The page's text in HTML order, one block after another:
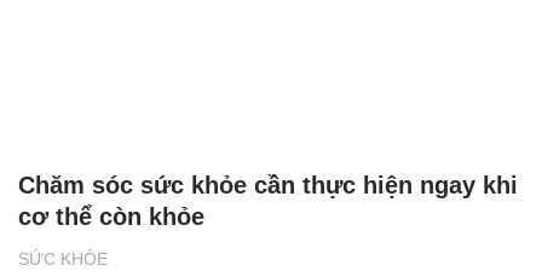
SỨC KHỎE
Chăm sóc sức khỏe cần thực hiện ngay khi
cơ thể còn khỏe